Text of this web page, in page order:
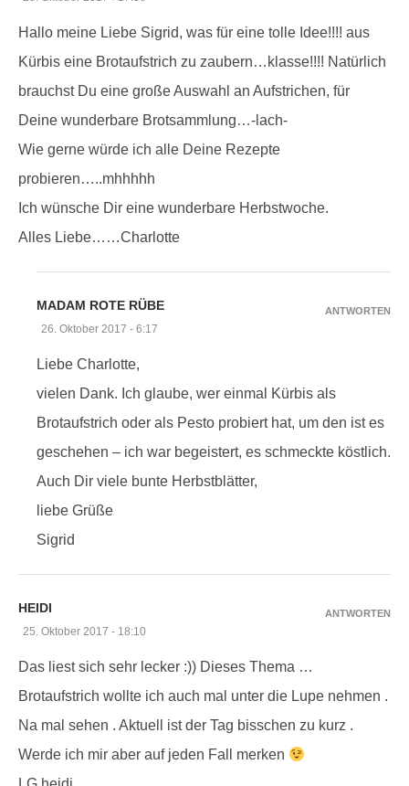
Hallo meine Liebe Sigrid, was für eine tolle Idee!!!! aus
Kürbis eine Brotaufstrich zu zaubern…klasse!!!! Natürlich
brauchst Du eine große Auswahl an Aufstrichen, für
Deine wunderbare Brotsammlung…-lach-
Wie gerne würde ich alle Deine Rezepte
probieren…..mhhhhh
Ich wünsche Dir eine wunderbare Herbstwoche.
Alles Liebe……Charlotte
MADAM ROTE RÜBE
26. Oktober 2017 - 6:17
Liebe Charlotte,
vielen Dank. Ich glaube, wer einmal Kürbis als
Brotaufstrich oder als Pesto probiert hat, um den ist es
geschehen – ich war begeistert, es schmeckte köstlich.
Auch Dir viele bunte Herbstblätter,
liebe Grüße
Sigrid
ANTWORTEN
HEIDI
25. Oktober 2017 - 18:10
Das liest sich sehr lecker :)) Dieses Thema …
Brotaufstrich wollte ich auch mal unter die Lupe nehmen .
Na mal sehen . Aktuell ist der Tag bisschen zu kurz .
Werde ich mir aber auf jeden Fall merken
ANTWORTEN